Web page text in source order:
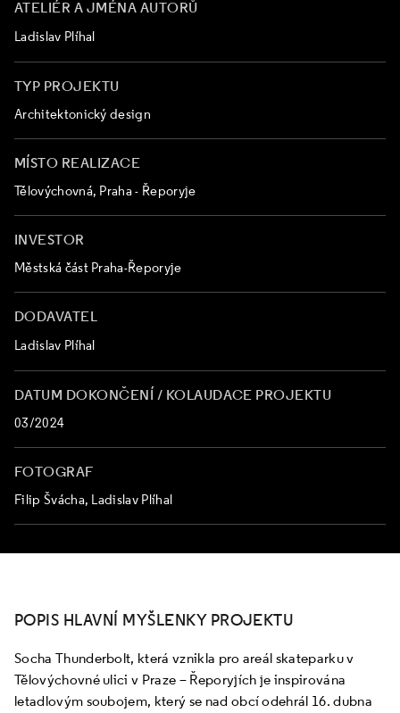
ATELIÉR A JMÉNA AUTORŮ
Ladislav Plíhal
TYP PROJEKTU
Architektonický design
MÍSTO REALIZACE
Tělovýchovná, Praha - Řeporyje
INVESTOR
Městská část Praha-Řeporyje
DODAVATEL
Ladislav Plíhal
DATUM DOKONČENÍ / KOLAUDACE PROJEKTU
03/2024
FOTOGRAF
Filip Švácha, Ladislav Plíhal
POPIS HLAVNÍ MYŠLENKY PROJEKTU
Socha Thunderbolt, která vznikla pro areál skateparku v
Tělovýchovné ulici v Praze – Řeporyjích je inspirována
letadlovým soubojem, který se nad obcí odehrál 16. dubna